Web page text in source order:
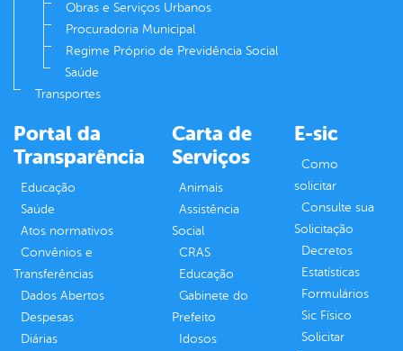
Obras e Serviços Urbanos
Procuradoria Municipal
Regime Próprio de Previdência Social
Saúde
Transportes
Portal da
Transparência
Educação
Saúde
Atos normativos
Convênios e
Transferências
Dados Abertos
Despesas
Diárias
Carta de
Serviços
Animais
Assistência
Social
CRAS
Educação
Gabinete do
Prefeito
Idosos
E-sic
Como
solicitar
Consulte sua
Solicitação
Decretos
Estatísticas
Formulários
Sic Físico
Solicitar